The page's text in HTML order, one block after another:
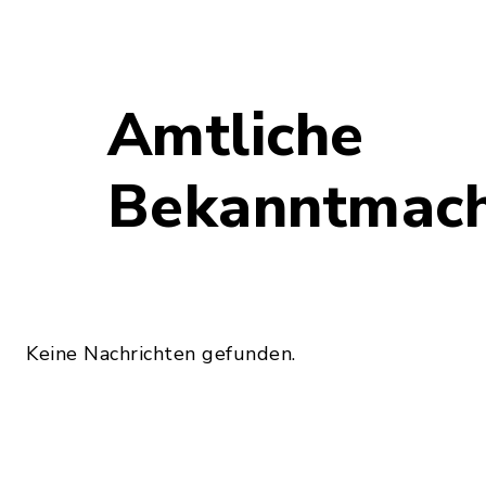
Amtliche
Keine Nachrichten gefunden.